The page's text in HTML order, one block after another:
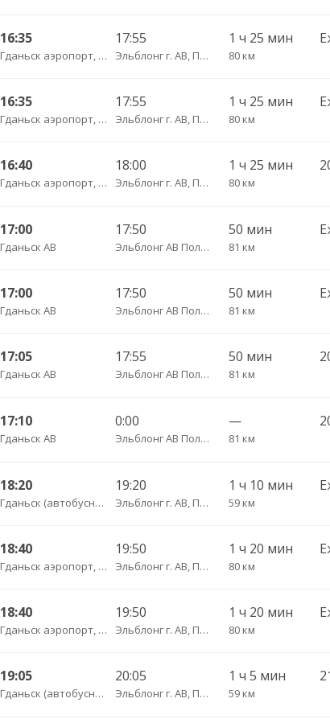
16:35
Гданьск аэропорт, ул. Ю. Словацкого, 200, платформа 7
17:55
Эльблонг г. АВ, Польша, г. пл. Дворцовы, д. 4
1 ч 25 мин
80 км
16:35
Гданьск аэропорт, ул. Ю. Словацкого, 200, платформа 7
17:55
Эльблонг г. АВ, Польша, г. пл. Дворцовы, д. 4
1 ч 25 мин
80 км
16:40
Гданьск аэропорт, ул. Ю. Словацкого, 200, платформа 7
18:00
Эльблонг г. АВ, Польша, г. пл. Дворцовы, д. 4
1 ч 25 мин
80 км
17:00
Гданьск АВ
17:50
Эльблонг АВ Польша, ул. Грунвальдска, 61
50 мин
81 км
17:00
Гданьск АВ
17:50
Эльблонг АВ Польша, ул. Грунвальдска, 61
50 мин
81 км
17:05
Гданьск АВ
17:55
Эльблонг АВ Польша, ул. Грунвальдска, 61
50 мин
81 км
17:10
Гданьск АВ
0:00
Эльблонг АВ Польша, ул. Грунвальдска, 61
—
81 км
18:20
Гданьск (автобусная остановка АВ на ул. 3 Мая)
19:20
Эльблонг г. АВ, Польша, г. пл. Дворцовы, д. 4
1 ч 10 мин
59 км
18:40
Гданьск аэропорт, ул. Ю. Словацкого, 200, платформа 7
19:50
Эльблонг г. АВ, Польша, г. пл. Дворцовы, д. 4
1 ч 20 мин
80 км
18:40
Гданьск аэропорт, ул. Ю. Словацкого, 200, платформа 7
19:50
Эльблонг г. АВ, Польша, г. пл. Дворцовы, д. 4
1 ч 20 мин
80 км
19:05
Гданьск (автобусная остановка АВ на ул. 3 Мая)
20:05
Эльблонг г. АВ, Польша, г. пл. Дворцовы, д. 4
1 ч 5 мин
59 км